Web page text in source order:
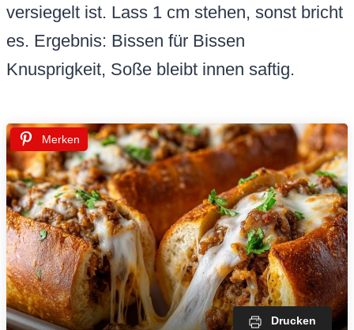
versiegelt ist. Lass 1 cm stehen, sonst bricht
es. Ergebnis: Bissen für Bissen
Knusprigkeit, Soße bleibt innen saftig.
Merken
Drucken